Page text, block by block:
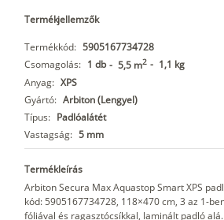
Termékjellemzők
Termékkód: 5905167734728
Csomagolás: 1 db - 5,5 m2 - 1,1 kg
Anyag: XPS
Gyártó: Arbiton (Lengyel)
Típus: Padlóalátét
Vastagság: 5 mm
Termékleírás
Arbiton Secura Max Aquastop Smart XPS
kód: 5905167734728, 118×470 cm, 3 az 1-
fóliával és ragasztócsíkkal, laminált padló alá.